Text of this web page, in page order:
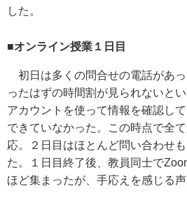
した。
■オンライン授業１日目
初日は多くの問合せの電話があ
ったはずの時間割が見られないと
アカウントを使って情報を確認し
できていなかった。この時点で全
応。２日目はほとんど問い合わせ
た。１日目終了後、教員同士で
ほど集まったが、手応えを感じる声